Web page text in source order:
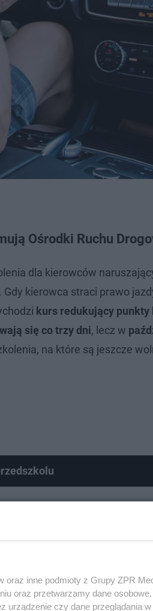
Ośrodki Ruchu
dla kierowców
kierowca straci prawo
kurs redukujący punkty
się co trzy dni, lecz w
na które są jeszcze
oraz inne podmioty z Grupy ZPR
oraz przetwarzamy dane
urządzenie czy dane przeglądania